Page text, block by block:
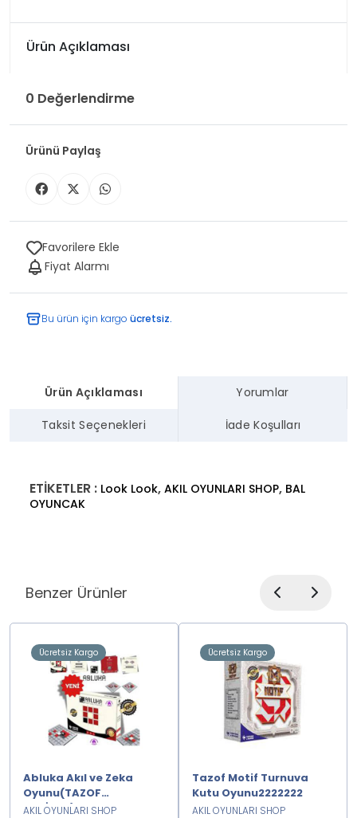
Ürün Açıklaması
0 Değerlendirme
Ürünü Paylaş
Favorilere Ekle
Fiyat Alarmı
Bu ürün için kargo ücretsiz.
Ürün Açıklaması Yorumlar
Taksit Seçenekleri İade Koşulları
ETİKETLER : Look Look, AKIL OYUNLARI SHOP, BAL
OYUNCAK
Benzer Ürünler
Ücretsiz Kargo
Abluka Akıl ve Zeka
Oyunu(TAZOF
ORJİNAL)2222222
AKIL OYUNLARI SHOP
Ücretsiz Kargo
Tazof Motif Turnuva
Kutu Oyunu2222222
AKIL OYUNLARI SHOP